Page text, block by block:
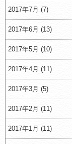
2017年7月 (7)
2017年6月 (13)
2017年5月 (10)
2017年4月 (11)
2017年3月 (5)
2017年2月 (11)
2017年1月 (11)